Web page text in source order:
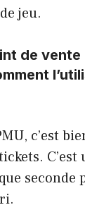
jeu.
de vente
c’est
C’est
seconde